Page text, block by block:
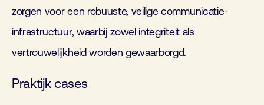
zorgen voor een robuuste, veilige communicatie-
infrastructuur, waarbij zowel integriteit als
vertrouwelijkheid worden gewaarborgd.
Praktijk cases